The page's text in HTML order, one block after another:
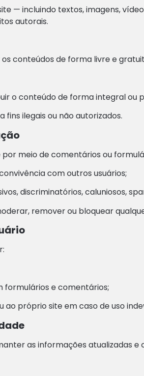
— incluindo textos, imagens,
autorais.
conteúdos de forma livre e
o conteúdo de forma integral ou
fins ilegais ou não autorizados.
meio de comentários ou
com outros usuários;
discriminatórios, caluniosos,
remover ou bloquear
formulários e comentários;
ao próprio site em caso de uso
as informações atualizadas